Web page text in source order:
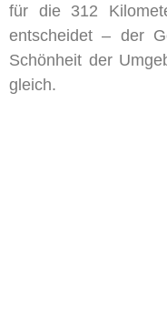
für die 312
entscheidet – der
Schönheit der
gleich.